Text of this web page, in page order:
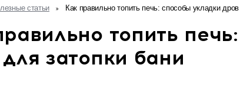
статьи Как правильно топить печь: способы укладки
топить
затопки бани